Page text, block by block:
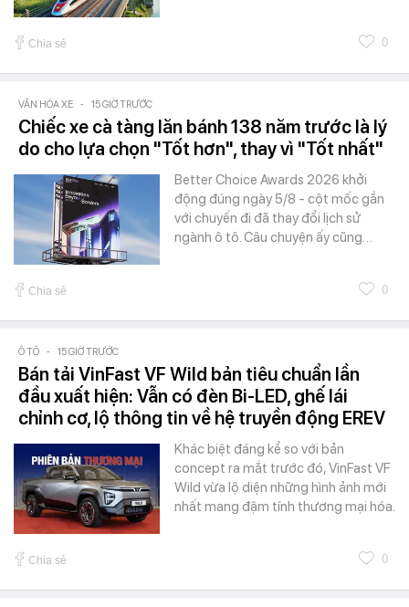
Chia sẻ 0
VĂN HÓA XE - 15 GIỜ TRƯỚC
Chiếc xe cà tàng lăn bánh 138 năm trước là lý
do cho lựa chọn "Tốt hơn", thay vì "Tốt nhất"
Better Choice Awards 2026 khởi
động đúng ngày 5/8 - cột mốc gắn
với chuyến đi đã thay đổi lịch sử
ngành ô tô. Câu chuyện ấy cũng…
Chia sẻ 0
Ô TÔ - 15 GIỜ TRƯỚC
Bán tải VinFast VF Wild bản tiêu chuẩn lần
đầu xuất hiện: Vẫn có đèn Bi-LED, ghế lái
chỉnh cơ, lộ thông tin về hệ truyền động EREV
Khác biệt đáng kể so với bản
concept ra mắt trước đó, VinFast VF
Wild vừa lộ diện những hình ảnh mới
nhất mang đậm tính thương mại hóa.
Chia sẻ 0